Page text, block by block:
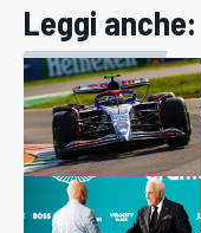
MONOMARCA
Leggi anche: